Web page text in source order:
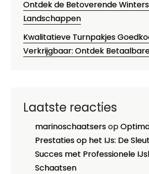
Ontdek de Betoverende
Landschappen
Kwalitatieve Turnpakjes
Verkrijgbaar: Ontdek
Laatste reacties
marinoschaatsersop
Prestaties op het IJs: De
Succes met Professionele
Schaatsen